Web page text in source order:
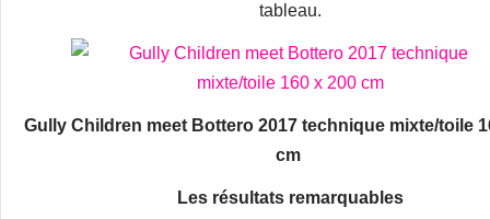
tableau.
Gully Children meet Bottero 2017 technique mixte/toile
cm
Les résultats remarquables